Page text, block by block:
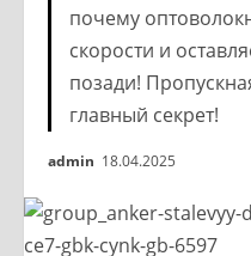
почему
скорости и
позади!
главный секрет!
admin 18.04.2025